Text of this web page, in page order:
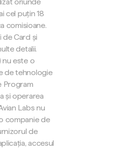
cel puțin 18
comisioane.
Card și
detalii.
nu este o
de tehnologie
Program
și operarea
Labs nu
companie de
de
accesul